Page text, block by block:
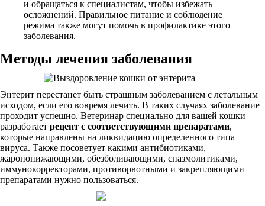
и обращаться к специалистам, чтобы избежать
осложнений. Правильное питание и соблюдение
режима также могут помочь в профилактике этого
заболевания.
Методы лечения заболевания
Энтерит перестанет быть страшным заболеванием с летальным
исходом, если его вовремя лечить. В таких случаях заболевание
проходит успешно. Ветеринар специально для вашей кошки
разработает рецепт с соответствующими препаратами,
которые направлены на ликвидацию определенного типа
вируса. Также посоветует какими антибиотиками,
жаропонижающими, обезболивающими, спазмолитиками,
иммунокорректорами, противорвотными и закрепляющими
препаратами нужно пользоваться.